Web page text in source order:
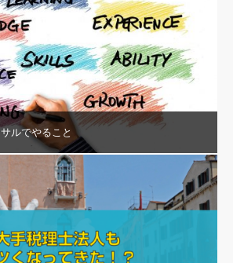
ルでやること